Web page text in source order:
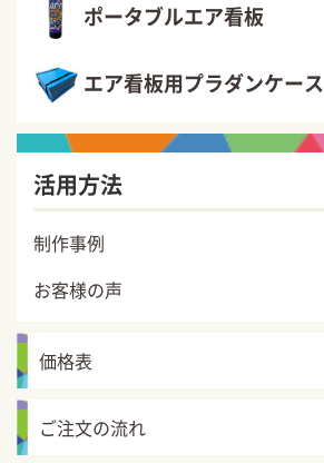
ポータブルエア看板
エア看板用プラダンケース
活用方法
制作事例
お客様の声
価格表
ご注文の流れ